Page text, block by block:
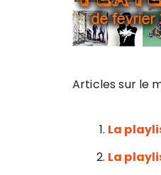
Articles sur le
La
La